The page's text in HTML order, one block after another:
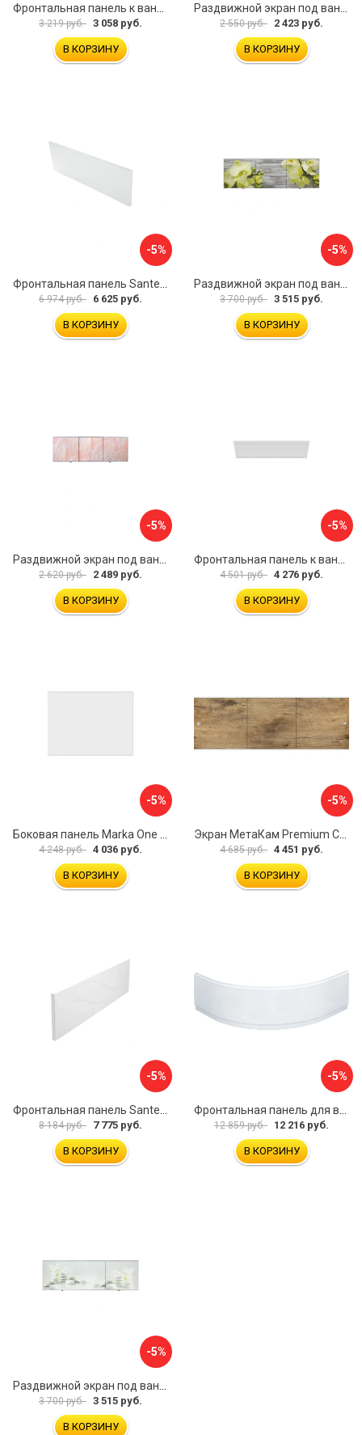
3 219 руб. 3 058 руб.
В КОРЗИНУ
2 550 руб. 2 423 руб.
В КОРЗИНУ
-5%
6 974 руб. 6 625 руб.
В КОРЗИНУ
-5%
3 700 руб. 3 515 руб.
В КОРЗИНУ
-5%
2 620 руб. 2 489 руб.
В КОРЗИНУ
-5%
4 501 руб. 4 276 руб.
В КОРЗИНУ
-5%
Боковая панель Marka One Flat 80 MG L 02бфл80мгл
4 248 руб. 4 036 руб.
В КОРЗИНУ
-5%
Экран МетаКам Premium Collection 4650208860133
4 685 руб. 4 451 руб.
В КОРЗИНУ
-5%
8 184 руб. 7 775 руб.
В КОРЗИНУ
-5%
12 859 руб. 12 216 руб.
В КОРЗИНУ
-5%
3 700 руб. 3 515 руб.
В КОРЗИНУ